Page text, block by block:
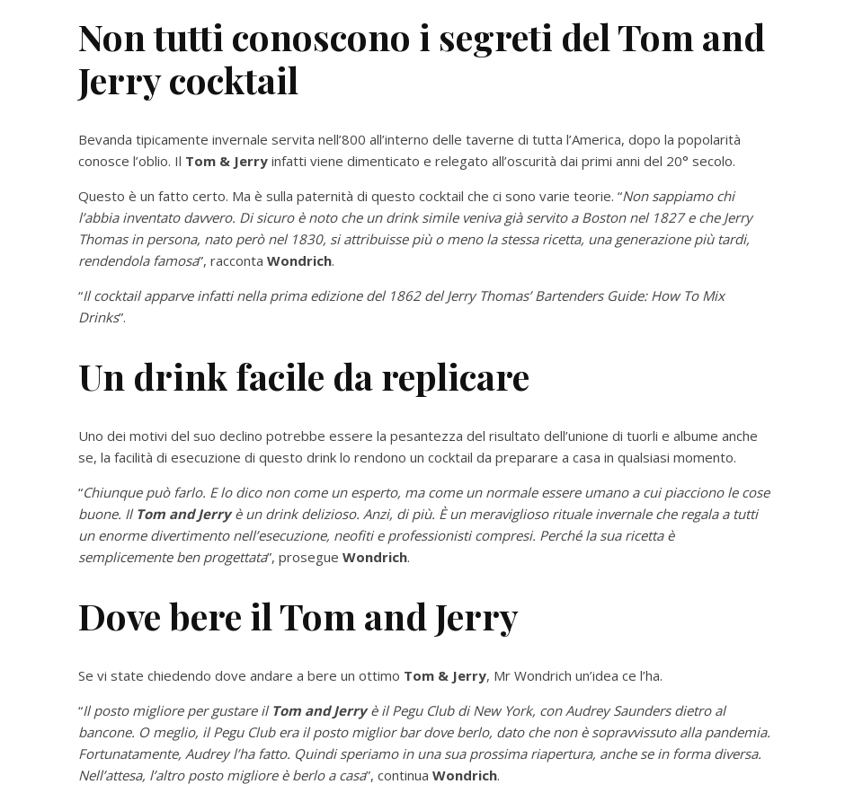
Non tutti conoscono i segreti del Tom and
Jerry cocktail
Bevanda tipicamente invernale servita nell’800 all’interno delle taverne di tutta l’America, dopo la popolarità
conosce l’oblio. Il Tom & Jerry infatti viene dimenticato e relegato all’oscurità dai primi anni del 20° secolo.
Questo è un fatto certo. Ma è sulla paternità di questo cocktail che ci sono varie teorie. “Non sappiamo chi
l’abbia inventato davvero. Di sicuro è noto che un drink simile veniva già servito a Boston nel 1827 e che Jerry
Thomas in persona, nato però nel 1830, si attribuisse più o meno la stessa ricetta, una generazione più tardi,
rendendola famosa”, racconta Wondrich.
“Il cocktail apparve infatti nella prima edizione del 1862 del Jerry Thomas’ Bartenders Guide: How To Mix
Drinks”.
Un drink facile da replicare
Uno dei motivi del suo declino potrebbe essere la pesantezza del risultato dell’unione di tuorli e albume anche
se, la facilità di esecuzione di questo drink lo rendono un cocktail da preparare a casa in qualsiasi momento.
“Chiunque può farlo. E lo dico non come un esperto, ma come un normale essere umano a cui piacciono le cose
buone. Il Tom and Jerryè un drink delizioso. Anzi, di più. È un meraviglioso rituale invernale che regala a tutti
un enorme divertimento nell’esecuzione, neofiti e professionisti compresi. Perché la sua ricetta è
semplicemente ben progettata”, prosegue Wondrich.
Dove bere il Tom and Jerry
Se vi state chiedendo dove andare a bere un ottimo Tom & Jerry, Mr Wondrich un’idea ce l’ha.
“Il posto migliore per gustare il Tom and Jerryè il Pegu Club di New York, con Audrey Saunders dietro al
bancone. O meglio, il Pegu Club era il posto miglior bar dove berlo, dato che non è sopravvissuto alla pandemia.
Fortunatamente, Audrey l’ha fatto. Quindi speriamo in una sua prossima riapertura, anche se in forma diversa.
Nell’attesa, l’altro posto migliore è berlo a casa”, continua Wondrich.